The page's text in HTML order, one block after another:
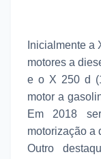
Inicialmente a
motores a
e o X 250 d
motor a
Em 2018
motorização a
Outro